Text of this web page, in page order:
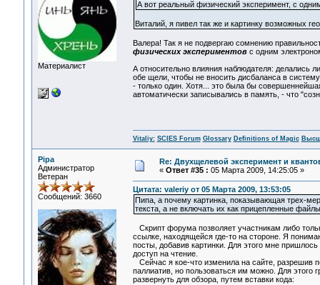
Материалист
А вот реальный физический эксперимент, с
Виталий, я пивел так же и картинку возможных
Валера! Так я не подвергаю сомнению
физических экспериментовс одним
А относительно влияния наблюдателя: делались
обе щели, чтобы не вносить дисбаланса в
- только один. Хотя... это была бы
автоматически записывались в память, - что
Vitaliy: SCIES Forum Glossary Definitions of Magic
Pipa
Администратор
Ветеран
Сообщений: 3660
Re: Двухщелевой эксперимент и
« Ответ #35 : 05 Марта 2009, 14:25:05 »
Цитата: valeriy от 05 Марта 2009, 13:53:05
Пипа, а почему картинка, показывающая трех-
текста, а не включать их как прицепленные
Скрипт форума позволяет участникам либо
ссылке, находящейся где-то на стороне. Я
посты, добавив картинки. Для этого мне
доступ на чтение.
Сейчас я кое-что изменила на сайте, разрешив
паллиатив, но пользоваться им можно. Для
развернуть для обзора, путем вставки кода: